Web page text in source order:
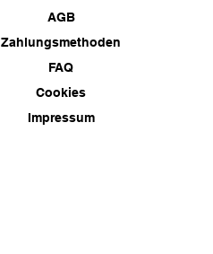
AGB
Zahlungsmethoden
FAQ
Cookies
Impressum